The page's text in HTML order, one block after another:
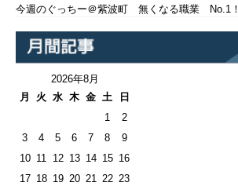
今週のぐっちー＠紫波町 無くなる職業 No.1！
2026年8月
月
火 水 木 金 土 日
1
2
3
4 5 6 7 8
9
10 11 12 13 14 15 16
17 18 19 20 21 22 23